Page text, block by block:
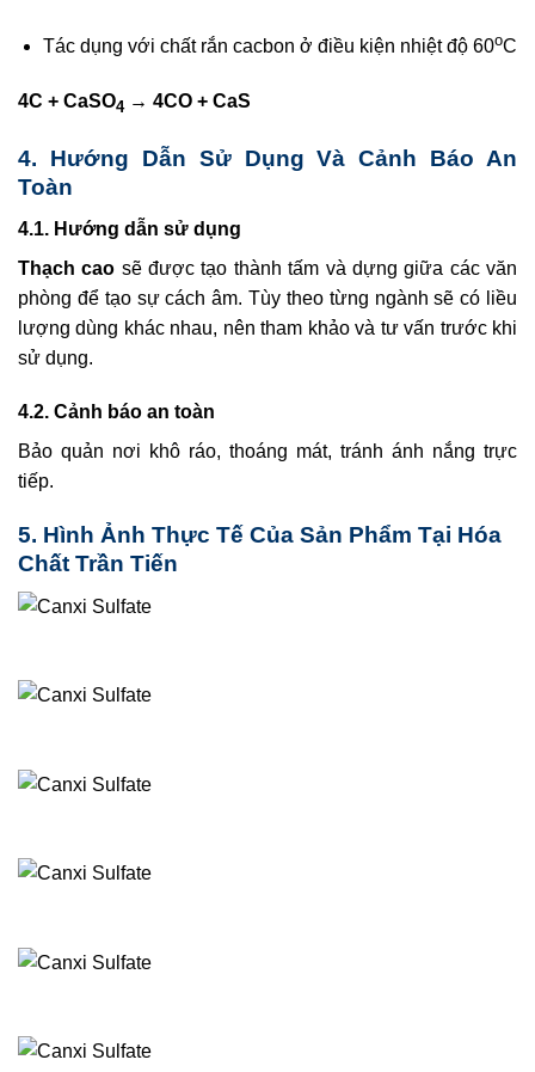
Tác dụng với chất rắn cacbon ở điều kiện nhiệt độ 60oC
4C + CaSO4 → 4CO + CaS
4. Hướng Dẫn Sử Dụng Và Cảnh Báo An
Toàn
4.1. Hướng dẫn sử dụng
Thạch cao sẽ được tạo thành tấm và dựng giữa các văn
phòng để tạo sự cách âm. Tùy theo từng ngành sẽ có liều
lượng dùng khác nhau, nên tham khảo và tư vấn trước khi
sử dụng.
4.2. Cảnh báo an toàn
Bảo quản nơi khô ráo, thoáng mát, tránh ánh nắng trực
tiếp.
5. Hình Ảnh Thực Tế Của Sản Phẩm Tại Hóa
Chất Trần Tiến